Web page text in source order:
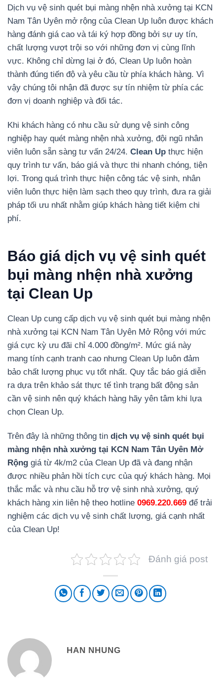
Dịch vụ vệ sinh quét bụi màng nhện nhà xưởng tại KCN
Nam Tân Uyên mở rộng của Clean Up luôn được khách
hàng đánh giá cao và tái ký hợp đồng bởi sự uy tín,
chất lượng vượt trội so với những đơn vị cùng lĩnh
vực. Không chỉ dừng lại ở đó, Clean Up luôn hoàn
thành đúng tiến độ và yêu cầu từ phía khách hàng. Vì
vậy chúng tôi nhận đã được sự tín nhiệm từ phía các
đơn vị doanh nghiệp và đối tác.
Khi khách hàng có nhu cầu sử dụng vệ sinh công
nghiệp hay quét màng nhện nhà xưởng, đội ngũ nhân
viên luôn sẵn sàng tư vấn 24/24. Clean Up thực hiện
quy trình tư vấn, báo giá và thực thi nhanh chóng, tiện
lợi. Trong quá trình thực hiện công tác vệ sinh, nhân
viên luôn thực hiện làm sạch theo quy trình, đưa ra giải
pháp tối ưu nhất nhằm giúp khách hàng tiết kiệm chi
phí.
Báo giá dịch vụ vệ sinh quét
bụi màng nhện nhà xưởng
tại Clean Up
Clean Up cung cấp dịch vụ vệ sinh quét bụi màng nhện
nhà xưởng tại KCN Nam Tân Uyên Mở Rộng với mức
giá cực kỳ ưu đãi chỉ 4.000 đồng/m². Mức giá này
mang tính cạnh tranh cao nhưng Clean Up luôn đảm
bảo chất lượng phục vụ tốt nhất. Quy tắc báo giá diễn
ra dựa trên khảo sát thực tế tình trạng bất động sản
cần vệ sinh nên quý khách hàng hãy yên tâm khi lựa
chọn Clean Up.
Trên đây là những thông tin dịch vụ vệ sinh quét bụi
màng nhện nhà xưởng tại KCN Nam Tân Uyên Mở
Rộng giá từ 4k/m2 của Clean Up đã và đang nhận
được nhiều phản hồi tích cực của quý khách hàng. Mọi
thắc mắc và nhu cầu hỗ trợ vệ sinh nhà xưởng, quý
khách hàng xin liên hệ theo hotline 0969.220.669 để trải
nghiệm các dịch vụ vệ sinh chất lượng, giá cạnh nhất
của Clean Up!
Đánh giá post
HAN NHUNG